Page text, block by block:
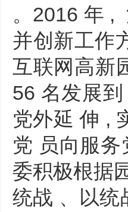
。2016 年 ,
并创新工作
互联网高新
56 名发展
党外延 伸 ,
党 员向服
委积极根据
统战 、以统